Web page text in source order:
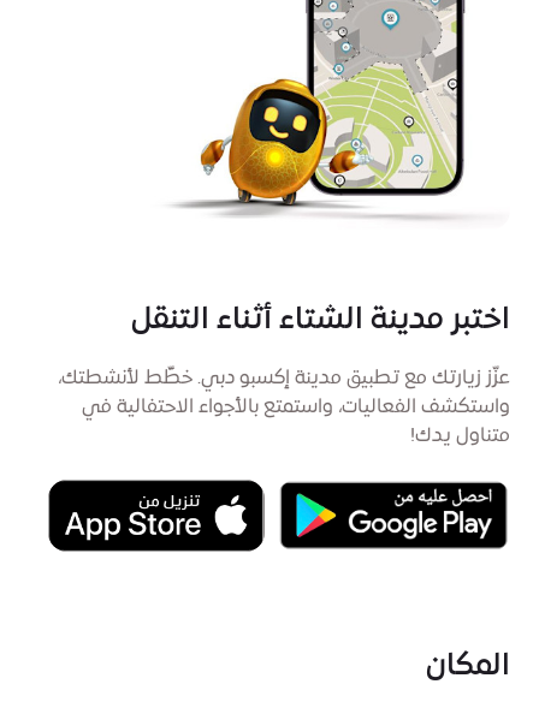
اختبر مدينة الشتاء أثناء التنقل
عزّز زيارتك مع تطبيق مدينة إكسبو دبي. خطِّط لأنشطتك،
واستكشف الفعاليات، واستمتع بالأجواء الاحتفالية في
متناول يدك!
المكان